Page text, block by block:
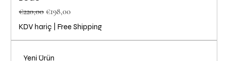
Normal Fiyat
€220,00 İndirimli Fiyat
€198,00
KDV hariç Free Shipping
Yeni Ürün